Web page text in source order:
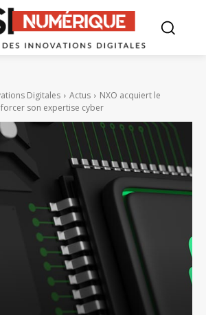
Digitales Actus
NXO acquiert le
son expertise cyber